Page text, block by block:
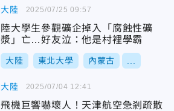
大陸
陸大學生參觀礦企掉入「腐蝕性礦
漿」亡…好友泣：他是村裡學霸
大陸 東北大學 內蒙古
2025/07/25 09:57
大陸
飛機巨響嚇壞人！天津航空急剎疏散
2025/07/04 12:41